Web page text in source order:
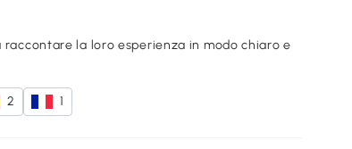
la loro esperienza in modo chiaro e
2 1